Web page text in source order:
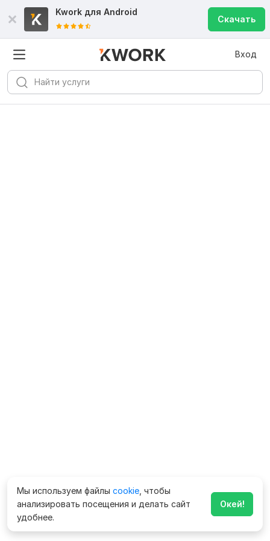
Kwork для Android
Скачать
Вход
Мы используем файлы cookie , чтобы
анализировать посещения и делать сайт
удобнее.
Окей!